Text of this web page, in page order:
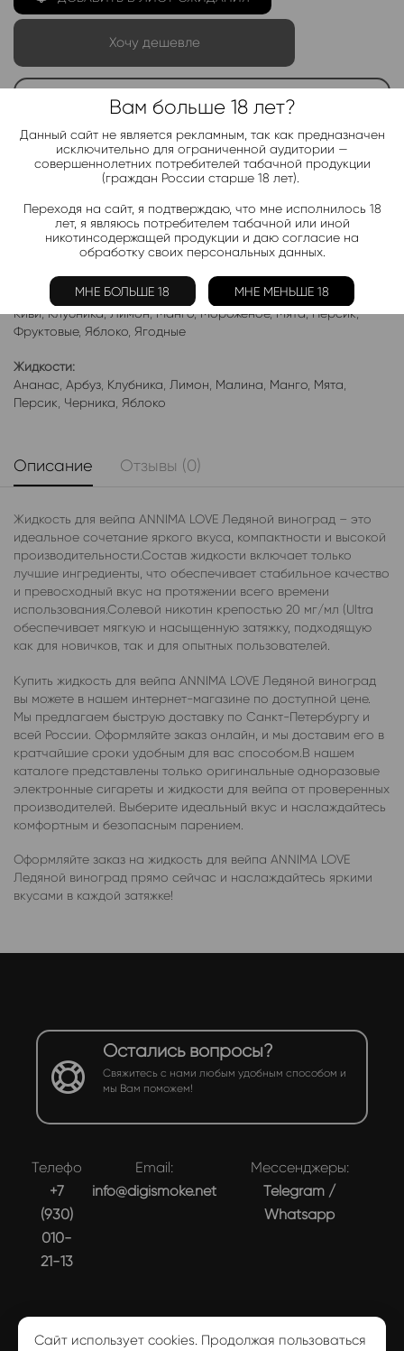
Хочу дешевле
Telegram-канал 2000+
Актуальные новинки и акции каждые день!
Подписаться
Добавить в избранное
Категории: Жидкость ANNIMA LOVE HARD
Электронки:
Арбуз ,Бабл-Гам, Виноград,Вишня,Гранат
Киви,Клубника,Лимон,Манго,Мороженое,Мята,Персик,
Фруктовые, Яблоко Ягодные
Жидкости:
Ананас Арбуз Клубника Лимон Малина Манго Мята
Персик Черника Яблоко
Описание Отзывы (0)
Жидкость для вейпа ANNIMA LOVE Ледяной виноград – это
идеальное сочетание яркого вкуса, компактности и высокой
производительности.Состав жидкости включает только
лучшие ингредиенты, что обеспечивает стабильное качество
и превосходный вкус на протяжении всего времени
использования.Солевой никотин крепостью 20 мг/мл (Ultra
обеспечивает мягкую и насыщенную затяжку, подходящую
как для новичков, так и для опытных пользователей.
Купить жидкость для вейпа ANNIMA LOVE Ледяной виноград
вы можете в нашем интернет-магазине по доступной цене.
Мы предлагаем быструю доставку по Санкт-Петербургу и
всей России. Оформляйте заказ онлайн, и мы доставим его в
кратчайшие сроки удобным для вас способом.В нашем
каталоге представлены только оригинальные одноразовые
электронные сигареты и жидкости для вейпа от проверенных
производителей. Выберите идеальный вкус и наслаждайтесь
комфортным и безопасным парением.
Оформляйте заказ на жидкость для вейпа ANNIMA LOVE
Ледяной виноград прямо сейчас и наслаждайтесь яркими
вкусами в каждой затяжке!
Остались вопросы?
Свяжитесь с нами любым удобным способом и
мы Вам поможем!
Телефон:
+7
(930)
010-
21-13
Email:
info@digismoke.net
Мессенджеры:
Telegram /
Whatsapp
Сайт использует cookies. Продолжая пользоваться
Вам больше 18 лет?
Данный сайт не является рекламным, так как предназначен
исключительно для ограниченной аудитории —
совершеннолетних потребителей табачной продукции
(граждан России старше 18 лет).
Переходя на сайт, я подтверждаю, что мне исполнилось 18
лет, я являюсь потребителем табачной или иной
никотинсодержащей продукции и даю согласие на
обработку своих персональных данных.
МНЕ БОЛЬШЕ 18 МНЕ МЕНЬШЕ 18